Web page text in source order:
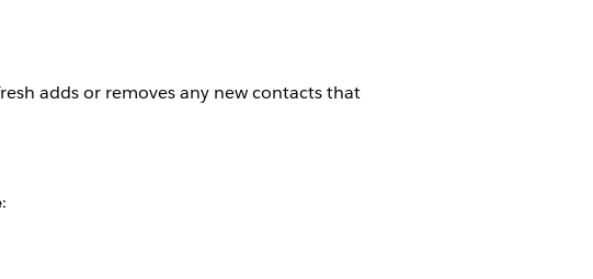
adds or removes any new contacts that
: